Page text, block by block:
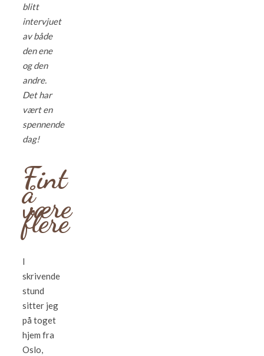
blitt
intervjuet
av både
den ene
og den
andre.
Det har
vært en
spennende
dag!
Fint
å
være
flere
I
skrivende
stund
sitter jeg
på toget
hjem fra
Oslo,